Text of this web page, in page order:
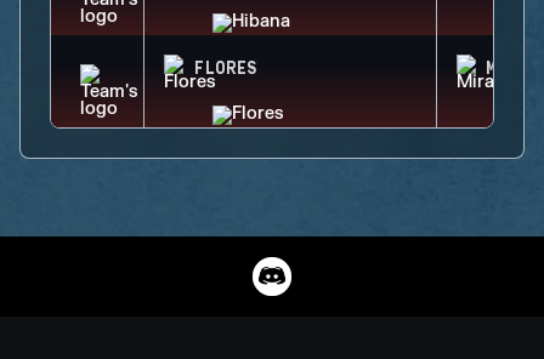
FLORES MIRA